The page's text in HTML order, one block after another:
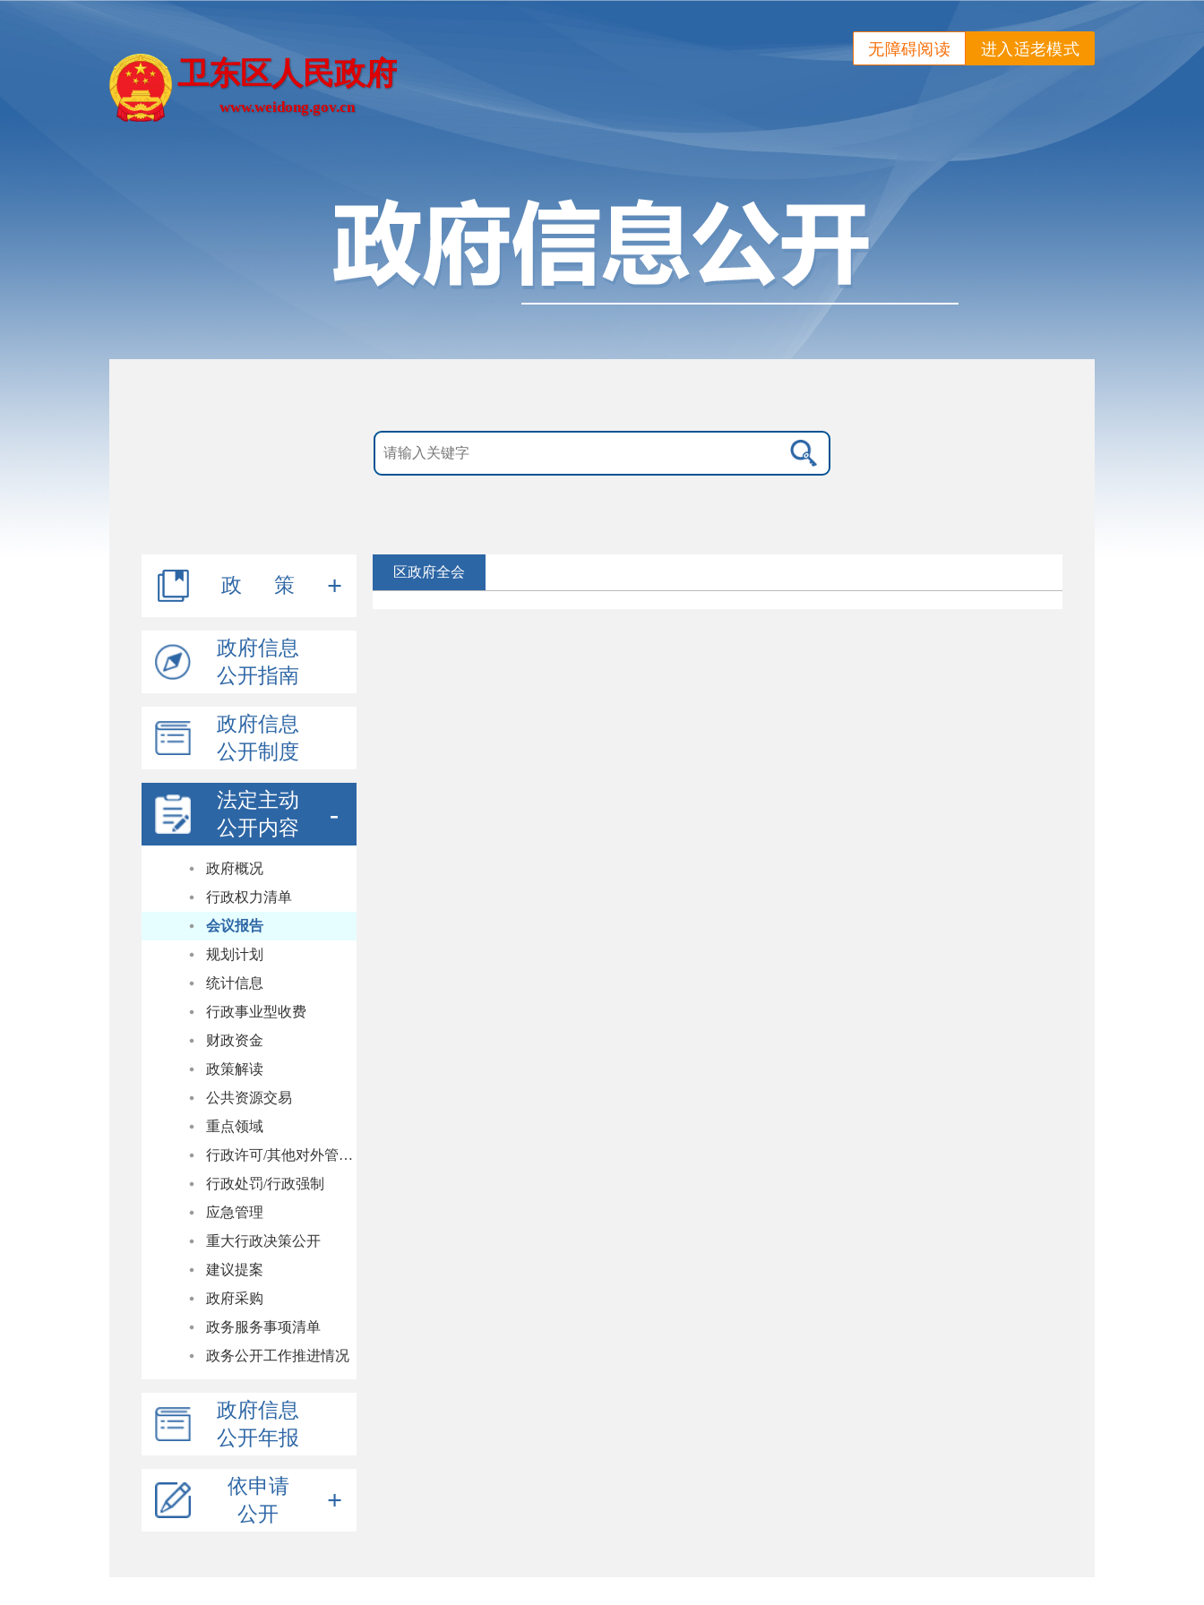
进入适老模式
无障碍阅读
卫东区人民政府
www.weidong.gov.cn
政 策
行政规范性文件
其他文件
政府信息
公开指南
政府信息
公开制度
法定主动
公开内容
政府概况
行政权力清单
会议报告
规划计划
统计信息
行政事业型收费
财政资金
政策解读
公共资源交易
重点领域
行政许可/其他对外管理服务
行政处罚/行政强制
应急管理
重大行政决策公开
建议提案
政府采购
政务服务事项清单
政务公开工作推进情况
政府信息
公开年报
依申请
公开
区政府全会